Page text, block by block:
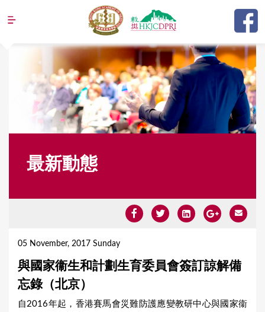
Jump to navigation
最新動態
05 November, 2017 Sunday
與國家衞生和計劃生育委員會簽訂諒解備
忘錄（北京）
自2016年起，香港賽馬會災難防護應變教研中心與國家衞